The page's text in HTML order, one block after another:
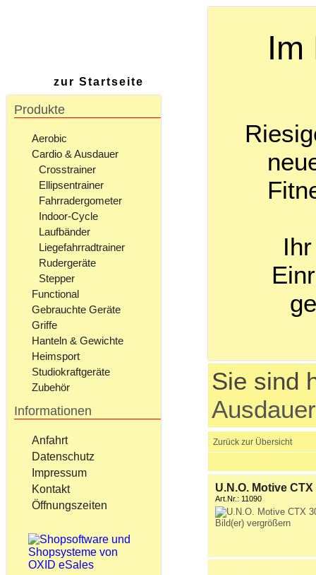
zur Startseite
Produkte
Aerobic
Cardio & Ausdauer
Crosstrainer
Ellipsentrainer
Fahrradergometer
Indoor-Cycle
Laufbänder
Liegefahrradtrainer
Rudergeräte
Stepper
Functional
Gebrauchte Geräte
Griffe
Hanteln & Gewichte
Heimsport
Studiokraftgeräte
Zubehör
Informationen
Anfahrt
Datenschutz
Impressum
Kontakt
Öffnungszeiten
Im
Sie sind
Ausdauer
Zurück zur Übersicht
U.N.O. Motive
Art.Nr.: 11090
Bild(er) vergrößern